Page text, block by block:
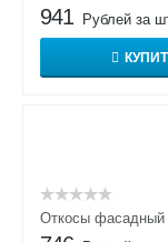
941 Рублей за
Откосы фасадный